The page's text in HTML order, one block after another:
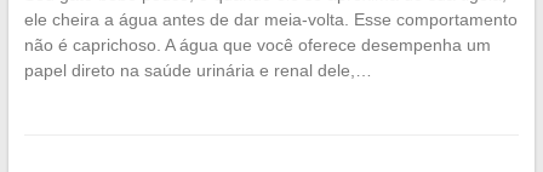
ele cheira a água antes de dar meia-volta. Esse comportamento
não é caprichoso. A água que você oferece desempenha um
papel direto na saúde urinária e renal dele,…